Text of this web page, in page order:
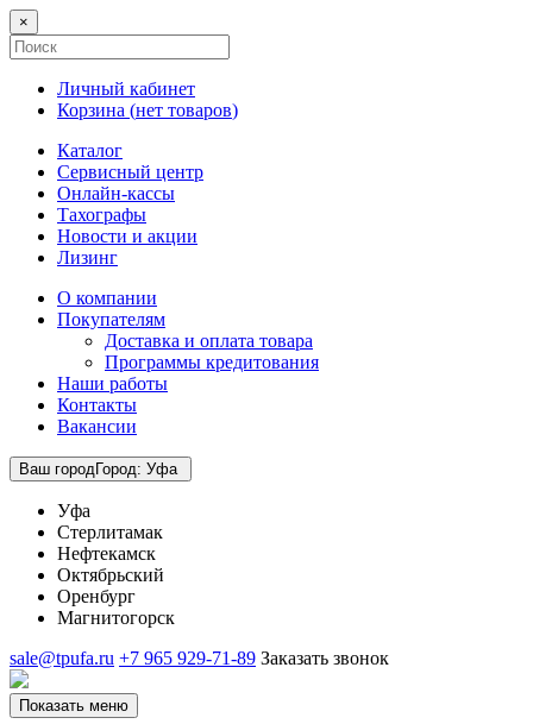
×
Личный кабинет
Корзина (нет товаров)
Каталог
Сервисный центр
Онлайн-кассы
Тахографы
Новости и акции
Лизинг
О компании
Покупателям
Доставка и оплата товара
Программы кредитования
Наши работы
Контакты
Вакансии
Ваш городГород: Уфа
Уфа
Стерлитамак
Нефтекамск
Октябрьский
Оренбург
Магнитогорск
sale@tpufa.ru +7 965 929-71-89 Заказать звонок
Показать меню